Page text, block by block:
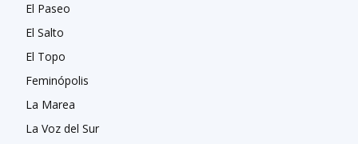
El Paseo
El Salto
El Topo
Feminópolis
La Marea
La Voz del Sur